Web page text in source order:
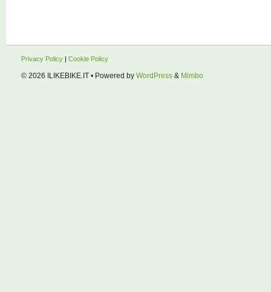
Privacy Policy Cookie Policy
© 2026 ILIKEBIKE.IT • Powered by WordPress & Mimbo